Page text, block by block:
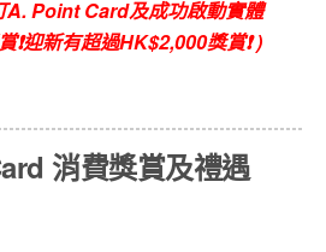
A. Point Card及成功啟動實體
迎新有超過HK$2,000獎賞❗ )
消費獎賞及禮遇